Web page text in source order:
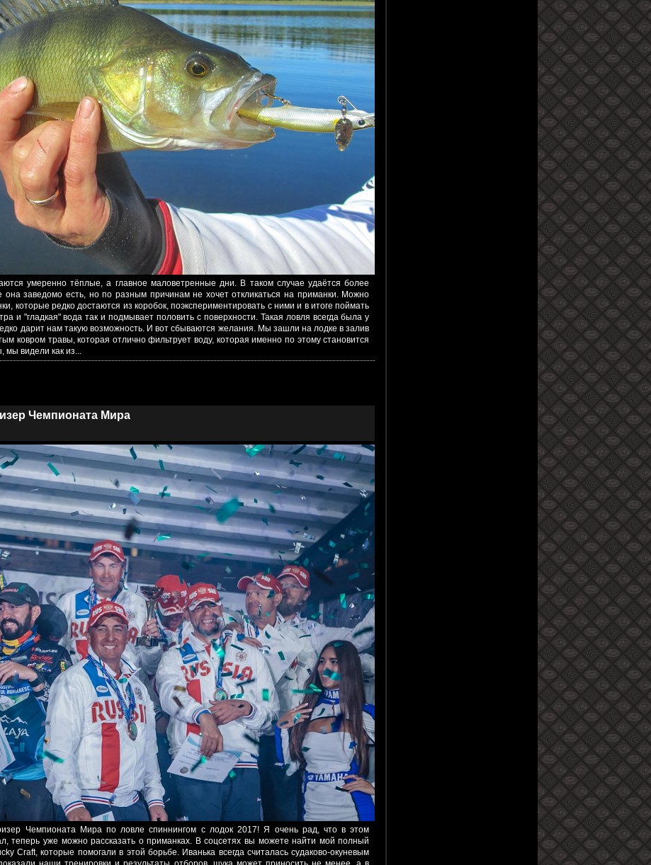
умеренно тёплые, а главное маловетренные дни. В таком случае удаётся более
она заведомо есть, но по разным причинам не хочет откликаться на приманки. Можно
которые редко достаются из коробок, поэкспериментировать с ними и в итоге поймать
и "гладкая" вода так и подмывает половить с поверхности. Такая ловля всегда была у
дарит нам такую возможность. И вот сбываются желания. Мы зашли на лодке в залив
ковром травы, которая отлично фильтрует воду, которая именно по этому становится
мы видели как из...
Чемпионата Мира
Чемпионата Мира по ловле спиннингом с лодок 2017! Я очень рад, что в этом
теперь уже можно рассказать о приманках. В соцсетях вы можете найти мой полный
Craft, которые помогали в этой борьбе. Иванька всегда считалась судаково-окуневым